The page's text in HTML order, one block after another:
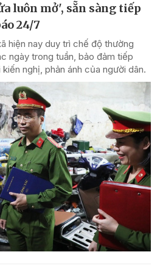
luôn mở', sẵn sàng tiếp
24/7
hiện nay duy trì chế độ thường
ngày trong tuần, bảo đảm tiếp
nghị, phản ánh của người dân.